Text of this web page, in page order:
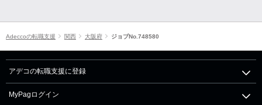
Adeccoの転職支援 関西 大阪府 ジョブNo.748580
アデコの転職支援に登録
MyPagログイン